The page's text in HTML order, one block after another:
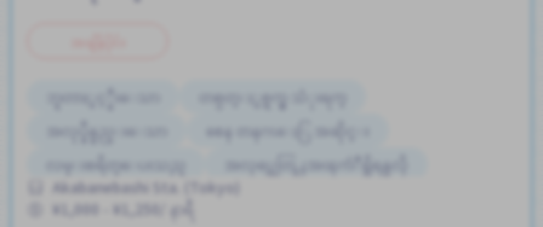
ဘူတာႏွင့္နီးေသာ
တစ္ပတ္ႏွစ္ရက္မွ သံုးရက္
အလုပ္ခ်ိန္နည္းေသာ
စေန တနဂၤေႏြ အဆိုင္း
လမ္းစရိတ္ေပးသည္
အလုပ္အေတြ႕အၾကံဳရွိရန္မလို
Akabanebashi Sta. (Tokyo)
¥1,000 - ¥1,250/ နာရီ